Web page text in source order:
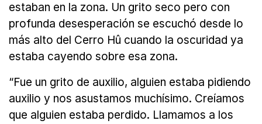
estaban en la zona. Un grito seco pero con
profunda desesperación se escuchó desde lo
más alto del Cerro Hû cuando la oscuridad ya
estaba cayendo sobre esa zona.
“Fue un grito de auxilio, alguien estaba pidiendo
auxilio y nos asustamos muchísimo. Creíamos
que alguien estaba perdido. Llamamos a los